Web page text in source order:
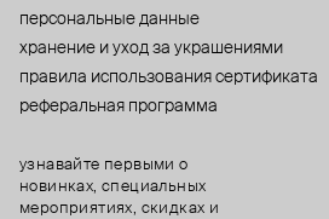
персональные данные
хранение и уход за украшениями
правила использования сертификата
реферальная программа
узнавайте первыми о
новинках, специальных
мероприятиях, скидках и